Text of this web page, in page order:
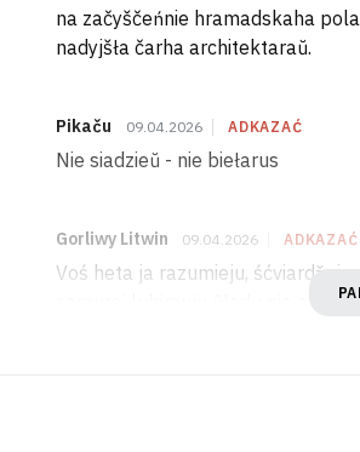
na začyščeńnie hramadskaha
nadyjšła čarha architektaraŭ.
Pikaču 09.04.2026 ADKAZAĆ
Nie siadzieŭ - nie biełarus
Gorliwy Litwin 09.04.2026 ADKAZAĆ
Voś heta ja razumieju,
samurai lubimuju ŭładu nie